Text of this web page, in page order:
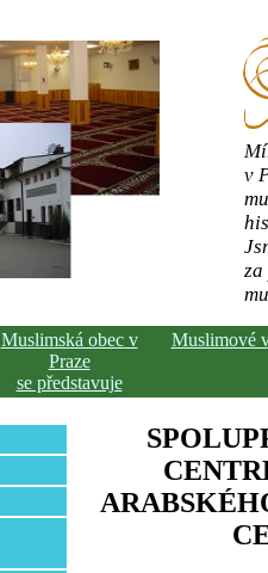
v
Muslimská obec v
Praze
se představuje
Muslimové